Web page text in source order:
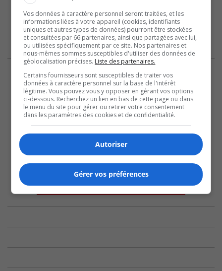
Vos données à caractère personnel seront traitées, et les
informations liées à votre appareil (cookies, identifiants
uniques et autres types de données) pourront être stockées
et consultées par 66 partenaires, ainsi que partagées avec lui,
ou utilisées spécifiquement par ce site. Nos partenaires et
nous-mêmes sommes susceptibles d'utiliser des données de
géolocalisation précises. Liste des partenaires.
Certains fournisseurs sont susceptibles de traiter vos
données à caractère personnel sur la base de l'intérêt
légitime. Vous pouvez vous y opposer en gérant vos options
ci-dessous. Recherchez un lien en bas de cette page ou dans
le menu du site pour gérer ou retirer votre consentement
dans les paramètres des cookies et de confidentialité.
Autoriser
Gérer vos préférences